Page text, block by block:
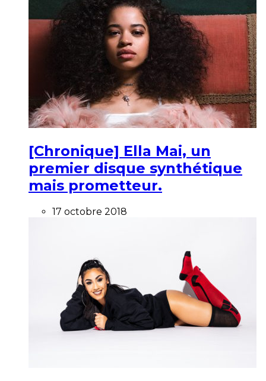
[Chronique] Ella Mai, un
premier disque synthétique
mais prometteur.
17 octobre 2018